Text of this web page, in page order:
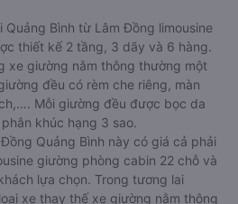
Quảng Bình từ Lâm Đồng limousine
thiết kế 2 tầng, 3 dãy và 6 hàng.
xe giường nằm thông thường một
đều có rèm che riêng, màn
Mỗi giường đều được bọc da
khúc hạng 3 sao.
Quảng Bình này có giá cả phải
giường phòng cabin 22 chỗ và
lựa chọn. Trong tương lai
xe thay thế xe giường nằm thông